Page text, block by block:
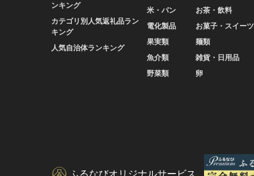
ンキング
カテゴリ別人気返礼品ラン
キング
人気自治体ランキング
米・パン
電化製品
果実類
魚介類
野菜類
お茶・飲料
お菓子・スイーツ
麺類
雑貨・日用品
卵